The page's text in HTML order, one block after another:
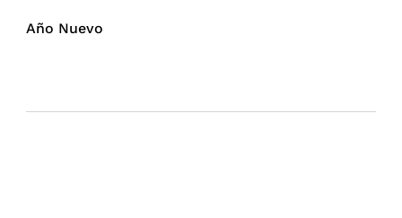
Año Nuevo